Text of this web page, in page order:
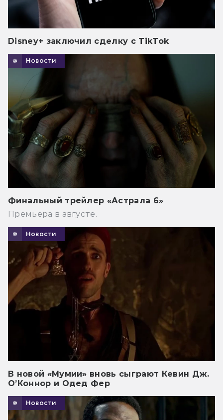
Disney+ заключил сделку с TikTok
Новости
Финальный трейлер «Астрала 6»
Премьера в августе.
Новости
В новой «Мумии» вновь сыграют Кевин Дж.
О’Коннор и Одед Фер
Новости